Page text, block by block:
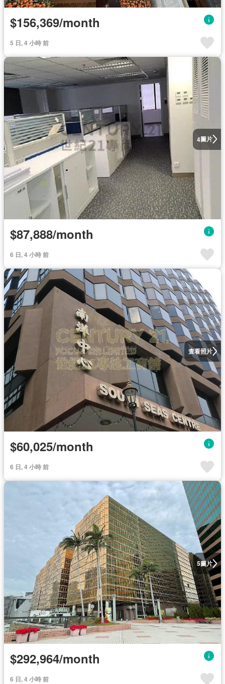
$156,369/month
5 日, 4 小時 前
4圖片
$87,888/month
6 日, 4 小時 前
查看照片
$60,025/month
6 日, 4 小時 前
5圖片
$292,964/month
6 日, 4 小時 前